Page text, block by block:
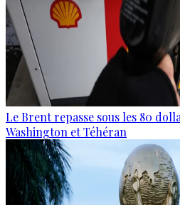
Le Brent repasse sous les 80
Washington et Téhéran